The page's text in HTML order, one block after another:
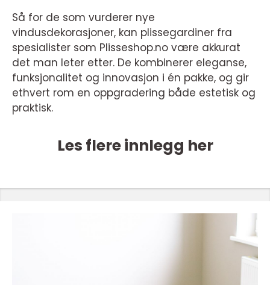
Så for de som vurderer nye
vindusdekorasjoner, kan plissegardiner fra
spesialister som Plisseshop.no være akkurat
det man leter etter. De kombinerer eleganse,
funksjonalitet og innovasjon i én pakke, og gir
ethvert rom en oppgradering både estetisk og
praktisk.
Les flere innlegg her